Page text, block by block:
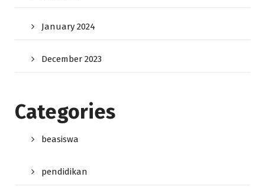
January 2024
December 2023
Categories
beasiswa
pendidikan